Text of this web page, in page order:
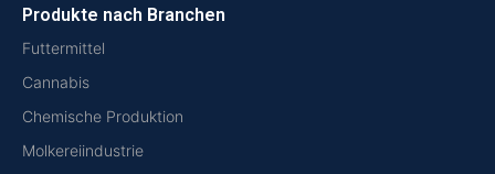
Produkte nach Branchen
Futtermittel
Cannabis
Chemische Produktion
Molkereiindustrie